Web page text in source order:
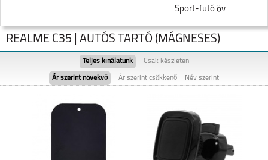
Sport-futó öv
REALME C35 | AUTÓS TARTÓ (MÁGNESES)
Teljes kínálatunk Csak készleten
Ár szerint növekvő Ár szerint csökkenő Név szerint